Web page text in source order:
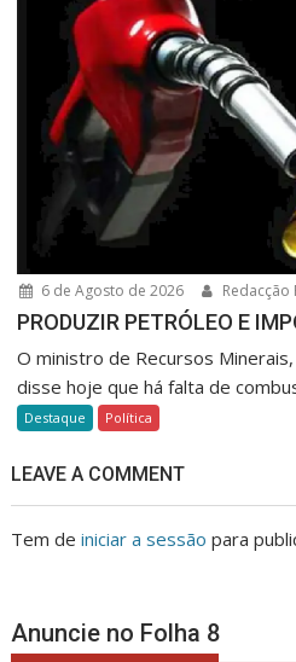
6 de Agosto de 2026 Redacção
PRODUZIR PETRÓLEO E
O ministro de Recursos
disse hoje que há falta de
Destaque Política
LEAVE A COMMENT
Tem deiniciar a sessão para
Anuncie no Folha 8